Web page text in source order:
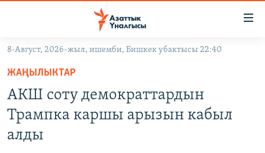
Навигацияга
өтүңүз
Издөөгө
салыңыз
УКРАИНА
8-Август, 2026-жыл, ишемби, Бишкек убактысы 22:40
ЖАҢЫЛЫКТАР
АКШ соту демократтардын
Трампка каршы арызын кабыл
алды